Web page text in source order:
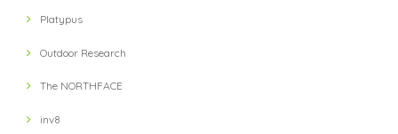
Platypus
Outdoor Research
The NORTHFACE
inv8